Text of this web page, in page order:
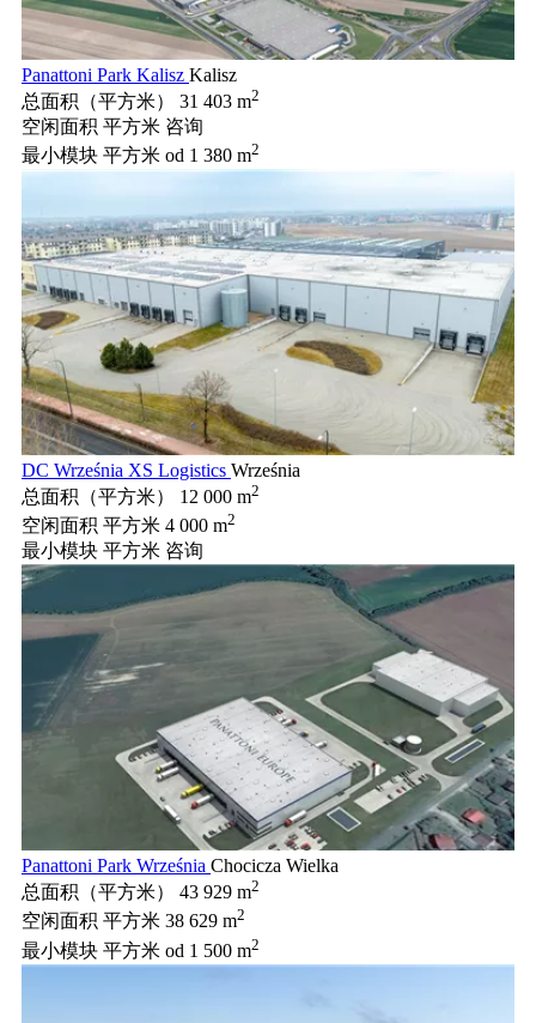
Panattoni Park Kalisz Kalisz
总面积（平方米）
31 403 m2
空闲面积 平方米 咨询
最小模块 平方米 od 1 380 m2
DC Września XS Logistics Września
总面积（平方米）
12 000 m2
空闲面积 平方米 4 000 m2
最小模块 平方米 咨询
Panattoni Park Września Chocicza Wielka
总面积（平方米）
43 929 m2
空闲面积 平方米 38 629 m2
最小模块 平方米 od 1 500 m2